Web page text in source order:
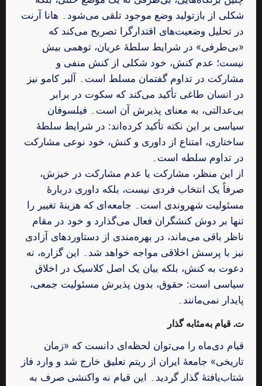
شکلی از بازتولید وضع موجود تلقی می‌شود۔ هانا آرنت
در تحلیل وضعیت‌های اقتدارگرا تصریح می‌کند که
«بی‌طرفی» در شرایط سلطهٔ عریان، توهمی بیش
نیست؛ عدم کنش، خود شکلی از کنش منفی و
مشارکت در تداوم گفتمان مسلط است۔ آلبر کامو نیز
در انسان طاغی تأکید می‌کند که سکوت در برابر
بی‌عدالتی، به معنای پذیرش آن است۔ فیلسوفان
سیاسی بر این نکته تأکید کرده‌اند: در شرایط سلطهٔ
ساختاری، امتناع از داوری و کنش، خود نوعی مشارکت
در تداوم سلطه است۔
از این منظر، مشارکت یا عدم مشارکت در خیزش،
صرفاً یک انتخاب فردی نیست، بلکه داوری دربارهٔ
مسئولیت شهروندی است۔ جامعه‌ای که هزینهٔ تغییر را
تنها بر دوش کنشگران فعال می‌گذارد و خود در مقام
ناظر باقی می‌ماند، در بهره‌مندی از دستاوردهای آزادی
نیز با پرسش اخلاقی مواجه خواهد شد۔ این گزاره، نه
دعوت به کنش، بلکه بیان یک اصل کلاسیک در اخلاق
سیاسی است: حقوق، بدون پذیرش مسئولیت جمعی،
پایدار نمی‌مانند۔
ت. قیام به‌مثابه گذار
قیام دی‌ماه را می‌توان لحظه‌ای دانست که «زمان
تاریخی» جامعهٔ ایران از ریتم تعلیق خارج شد و وارد فاز
شتاب‌یافتهٔ گذار گردید۔ این قیام نه واکنشی صرف به